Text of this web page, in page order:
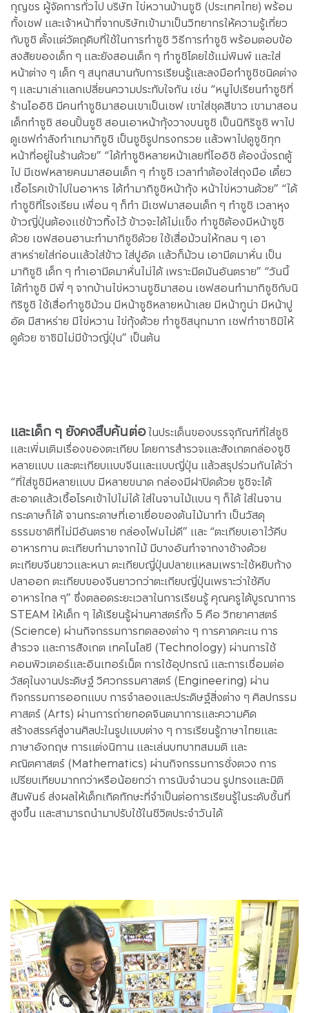
กุญชร ผู้จัดการทั่วไป บริษัท ไข่หวานบ้านซูชิ (ประเทศไทย) พร้อม
ทั้งเชฟ และเจ้าหน้าที่จากบริษัทเข้ามาเป็นวิทยากรให้ความรู้เกี่ยว
กับซูชิ ตั้งแต่วัตถุดิบที่ใช้ในการทำซูชิ วิธีการทำซูชิ พร้อมตอบข้อ
สงสัยของเด็ก ๆ และยังสอนเด็ก ๆ ทำซูชิโดยใช้แม่พิมพ์ และใส่
หน้าต่าง ๆ เด็ก ๆ สนุกสนานกับการเรียนรู้และลงมือทำซูชิชนิดต่าง
ๆ และมาเล่าแลกเปลี่ยนความประทับใจกัน เช่น “หนูไปเรียนทำซูชิที่
ร้านโออิชิ มีคนทำซูชิมาสอนเขาเป็นเชฟ เขาใส่ชุดสีขาว เขามาสอน
เด็กทำซูชิ สอนปั้นซูชิ สอนเอาหน้ากุ้งวางบนซูชิ เป็นนิกิริซูชิ พาไป
ดูเชฟกำลังทำเทมากิซูชิ เป็นซูชิรูปทรงกรวย แล้วพาไปดูซูชิทุก
หน้าที่อยู่ในร้านด้วย” “ได้ทำซูชิหลายหน้าเลยที่โออิชิ ต้องนั่งรถตู้
ไป มีเชฟหลายคนมาสอนเด็ก ๆ ทำซูชิ เวลาทำต้องใส่ถุงมือ เดี๋ยว
เชื้อโรคเข้าไปในอาหาร ได้ทำมากิซูชิหน้ากุ้ง หน้าไข่หวานด้วย” “ได้
ทำซูชิที่โรงเรียน เพื่อน ๆ ก็ทำ มีเชฟมาสอนเด็ก ๆ ทำซูชิ เวลาหุง
ข้าวญี่ปุ่นต้องแช่ข้าวทิ้งไว้ ข้าวจะได้ไม่แข็ง ทำซูชิต้องมีหน้าซูชิ
ด้วย เชฟสอนฮานะทำมากิซูชิด้วย ใช้เสื่อม้วนให้กลม ๆ เอา
สาหร่ายใส่ก่อนแล้วใส่ข้าว ใส่ปูอัด แล้วก็ม้วน เอามีดมาหั่น เป็น
มากิซูชิ เด็ก ๆ ทำเอามีดมาหั่นไม่ได้ เพราะมีดมันอันตราย” “วันนี้
ได้ทำซูชิ มีพี่ ๆ จากบ้านไข่หวานซูชิมาสอน เชฟสอนทำมากิซูชิกับนิ
กิริซูชิ ใช้เสื่อทำซูชิม้วน มีหน้าซูชิหลายหน้าเลย มีหน้าทูน่า มีหน้าปู
อัด มีสาหร่าย มีไข่หวาน ไข่กุ้งด้วย ทำซูชิสนุกมาก เชฟทำซาชิมิให้
ดูด้วย ซาซิมิไม่มีข้าวญี่ปุ่น” เป็นต้น
และเด็ก ๆ ยังคงสืบค้นต่อในประเด็นของบรรจุภัณฑ์ที่ใส่ซูชิ
และเพิ่มเติมเรื่องของตะเกียบ โดยการสำรวจและสังเกตกล่องซูชิ
หลายแบบ และตะเกียบแบบจีนและแบบญี่ปุ่น แล้วสรุปร่วมกันได้ว่า
“ที่ใส่ซูชิมีหลายแบบ มีหลายขนาด กล่องมีฝาปิดด้วย ซูชิจะได้
สะอาดแล้วเชื้อโรคเข้าไปไม่ได้ ใส่ในจานไม้แบน ๆ ก็ได้ ใส่ในจาน
กระดาษก็ได้ จานกระดาษที่เอาเยื่อของต้นไม้มาทำ เป็นวัสดุ
ธรรมชาติที่ไม่มีอันตราย กล่องโฟมไม่ดี” และ “ตะเกียบเอาไว้คีบ
อาหารทาน ตะเกียบทำมาจากไม้ มีบางอันทำจากงาช้างด้วย
ตะเกียบจีนยาวและหนา ตะเกียบญี่ปุ่นปลายแหลมเพราะใช้หยิบก้าง
ปลาออก ตะเกียบของจีนยาวกว่าตะเกียบญี่ปุ่นเพราะว่าใช้คีบ
อาหารไกล ๆ” ซึ่งตลอดระยะเวลาในการเรียนรู้ คุณครูได้บูรณาการ
STEAM ให้เด็ก ๆ ได้เรียนรู้ผ่านศาสตร์ทั้ง 5 คือ วิทยาศาสตร์
(Science) ผ่านกิจกรรมการทดลองต่าง ๆ การคาดคะเน การ
สำรวจ และการสังเกต เทคโนโลยี (Technology) ผ่านการใช้
คอมพิวเตอร์และอินเทอร์เน็ต การใช้อุปกรณ์ และการเชื่อมต่อ
วัสดุในงานประดิษฐ์ วิศวกรรมศาสตร์ (Engineering) ผ่าน
กิจกรรมการออกแบบ การจำลองและประดิษฐ์สิ่งต่าง ๆ ศิลปกรรม
ศาสตร์ (Arts) ผ่านการถ่ายทอดจินตนาการและความคิด
สร้างสรรค์สู่งานศิลปะในรูปแบบต่าง ๆ การเรียนรู้ภาษาไทยและ
ภาษาอังกฤษ การแต่งนิทาน และเล่นบทบาทสมมติ และ
คณิตศาสตร์ (Mathematics) ผ่านกิจกรรมการชั่งตวง การ
เปรียบเทียบมากกว่าหรือน้อยกว่า การนับจำนวน รูปทรงและมิติ
สัมพันธ์ ส่งผลให้เด็กเกิดทักษะที่จำเป็นต่อการเรียนรู้ในระดับชั้นที่
สูงขึ้น และสามารถนำมาปรับใช้ในชีวิตประจำวันได้